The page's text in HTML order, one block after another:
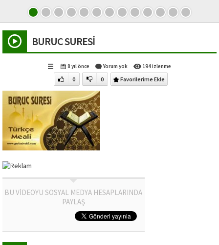
BURUC SURESİ
8 yıl önce Yorum yok 194 izlenme
0 0 Favorilerime Ekle
BU VİDEOYU SOSYAL MEDYA HESAPLARINDA
PAYLAŞ